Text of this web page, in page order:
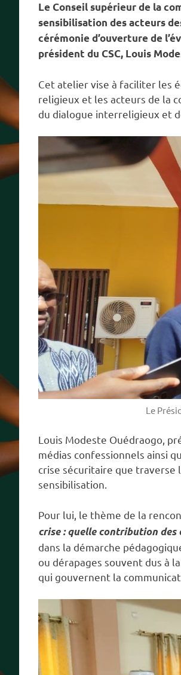
Le Conseil supérieur de la
sensibilisation des acteurs
cérémonie d’ouverture de
président du CSC, Louis
Cet atelier vise à faciliter les
religieux et les acteurs de la
du dialogue interreligieux et
Le
Louis Modeste Ouédraogo,
médias confessionnels ainsi
crise sécuritaire que traverse
sensibilisation.
Pour lui, le thème de la
crise : quelle contribution des
dans la démarche
ou dérapages souvent dus à
qui gouvernent la